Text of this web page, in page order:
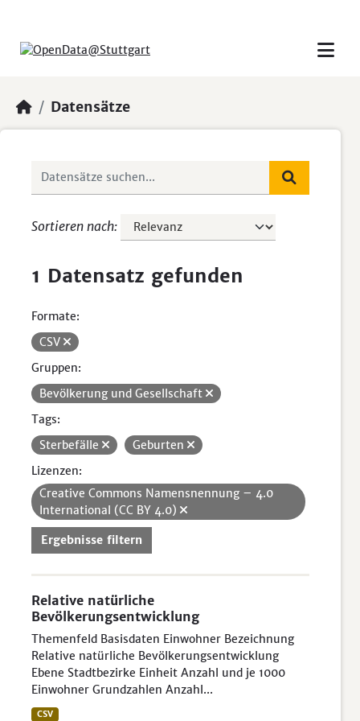
Datensätze
Sortieren nach
1 Datensatz gefunden
Formate:
CSV
Gruppen:
Bevölkerung und Gesellschaft
Tags:
Sterbefälle
Geburten
Lizenzen:
Creative Commons Namensnennung – 4.0
International (CC BY 4.0)
Ergebnisse filtern
Relative natürliche
Bevölkerungsentwicklung
Themenfeld Basisdaten Einwohner Bezeichnung
Relative natürliche Bevölkerungsentwicklung
Ebene Stadtbezirke Einheit Anzahl und je 1000
Einwohner Grundzahlen Anzahl...
CSV